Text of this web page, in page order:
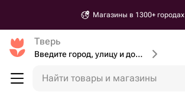
Магазины в 1300+ городах
Тверь
Введите город, улицу и дом доставки
Найти товары и магазины